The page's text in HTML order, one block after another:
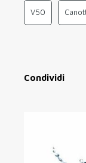
V50
Condividi